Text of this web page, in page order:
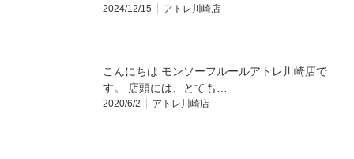
2024/12/15 アトレ川崎店
こんにちは モンソーフルールアトレ川崎店で
す。 店頭には、とても…
2020/6/2 アトレ川崎店